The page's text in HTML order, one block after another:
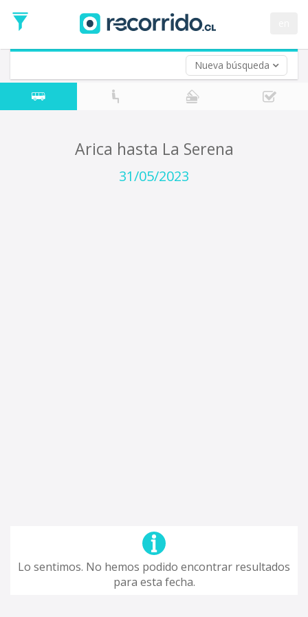
Nueva búsqueda
de
Ida
Vuelta (opcional)
Fecha
de
Arica hasta La Serena
31/05/2023
Lo sentimos. No hemos podido encontrar resultados
para esta fecha.